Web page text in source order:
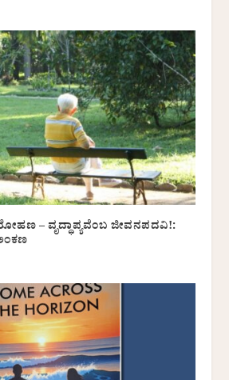
– ವೃದ್ಧಾಪ್ಯವೆಂಬ ಜೀವನಪದವಿ!: